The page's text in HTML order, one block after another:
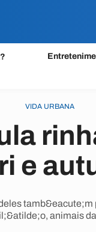
VIDA URBANA
e
animais